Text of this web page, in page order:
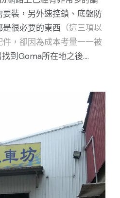
裝，另外速控鎖、底盤防
很必要的東西 （這三項以
，卻因為成本考量一一被
到Goma所在地之後....